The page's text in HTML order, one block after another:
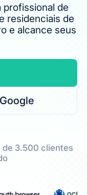
profissional de
residenciais de
e alcance seus
de 3.500 clientes